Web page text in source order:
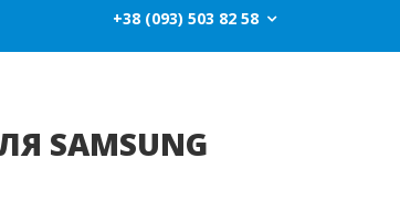
+38 (093) 503 82 58
SAMSUNG